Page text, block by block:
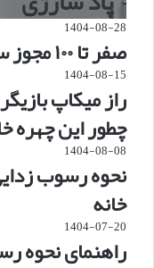
1404-08-28
صفر تا ۱۰۰ مجوز سالن آرایشی در مشهد
1404-08-15
راز میکاپ
چطور این
1404-08-08
نحوه رسوب
خانه
1404-07-20
راهنمای نحوه